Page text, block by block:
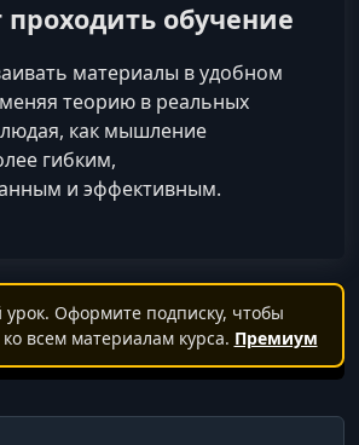
проходить обучение
материалы в удобном
теорию в реальных
как мышление
гибким,
и эффективным.
Оформите подписку, чтобы
всем материалам курса. Премиум